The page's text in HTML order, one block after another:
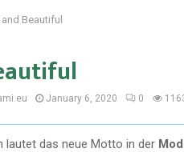
Beautiful
January 6, 2020 0
lautet das neue Motto in der